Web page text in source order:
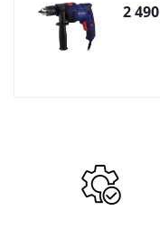
2 490